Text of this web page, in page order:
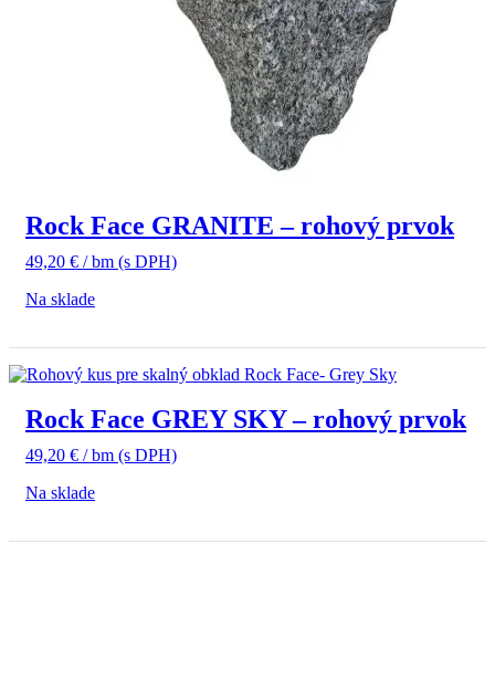
Rock Face GRANITE – rohový prvok
49,20 € / bm (s DPH)
Na sklade
Rock Face GREY SKY – rohový prvok
49,20 € / bm (s DPH)
Na sklade